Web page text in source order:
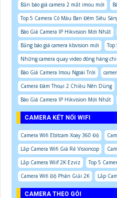
Bản báo giá camera 2 mắt imou mới
Top 5 Camera Có Màu Ban Đêm Siêu
Báo Giá Camera IP Hikvision Mới Nhất
Bảng báo giá camera kbvision mới
Những camera quay video đóng hàng
Báo Giá Camera Imou Ngoài Trời
Camera Đàm Thoại 2 Chiều Nên Dùng
Báo Giá Camera IP Hikvision Mới Nhất
CAMERA KẾT NỐI WIFI
Camera Wifi Ebitcam Xoay 360 Độ
Lắp Camera Wifi Giá Rẻ Visioncop
Lắp Camera Wiif 2K Ezviz
Top 5
Camera Wifi Độ Phân Giải 2K
Lắp
CAMERA THEO GÓI